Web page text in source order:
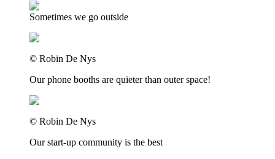
Sometimes we go outside
© Robin De Nys
Our phone booths are quieter than outer space!
© Robin De Nys
Our start-up community is the best